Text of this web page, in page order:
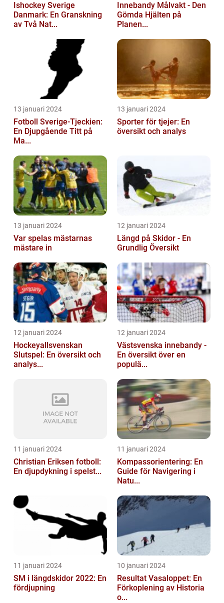
Ishockey Sverige
Danmark: En Granskning
av Två Nat...
Innebandy Målvakt - Den
Gömda Hjälten på
Planen...
13 januari 2024
Fotboll Sverige-Tjeckien:
En Djupgående Titt på
Ma...
13 januari 2024
Sporter för tjejer: En
översikt och analys
13 januari 2024
Var spelas mästarnas
mästare in
12 januari 2024
Längd på Skidor - En
Grundlig Översikt
12 januari 2024
Hockeyallsvenskan
Slutspel: En översikt och
analys...
12 januari 2024
Västsvenska innebandy -
En översikt över en
populä...
11 januari 2024
Christian Eriksen fotboll:
En djupdykning i spelst...
11 januari 2024
Kompassorientering: En
Guide för Navigering i
Natu...
11 januari 2024
SM i längdskidor 2022: En
fördjupning
10 januari 2024
Resultat Vasaloppet: En
Förkoplening av Historia
o...